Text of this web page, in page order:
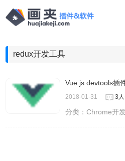
redux开发工具
Vue.js devtools插
2018-01-31 3
分类：Chrome开